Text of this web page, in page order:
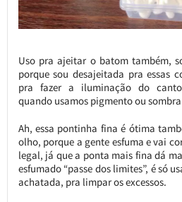
Uso pra ajeitar o batom também,
porque sou desajeitada pra essas
pra fazer a iluminação do
quando usamos pigmento ou
Ah, essa pontinha fina é ótima
olho, porque a gente esfuma e vai
legal, já que a ponta mais fina dá
esfumado “passe dos limites”, é só
achatada, pra limpar os excessos.